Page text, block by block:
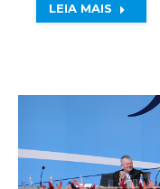
LEIA MAIS